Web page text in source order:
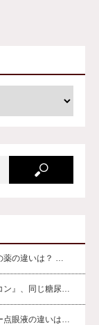
薬の違いは？ …
ン』、同じ糖尿…
点眼液の違いは…